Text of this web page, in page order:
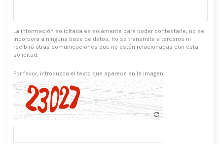
La información solicitada es solamente para poder contestarle, no se
incorpora a ninguna base de datos, no se transmite a terceros ni
recibirá otras comunicaciones que no estén relacionadas con esta
solicitud.
Por favor, introduzca el texto que aparece en la imagen